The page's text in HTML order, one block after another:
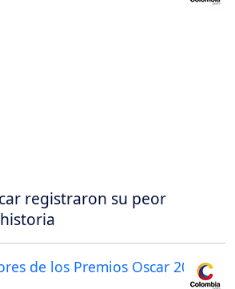
registraron su peor